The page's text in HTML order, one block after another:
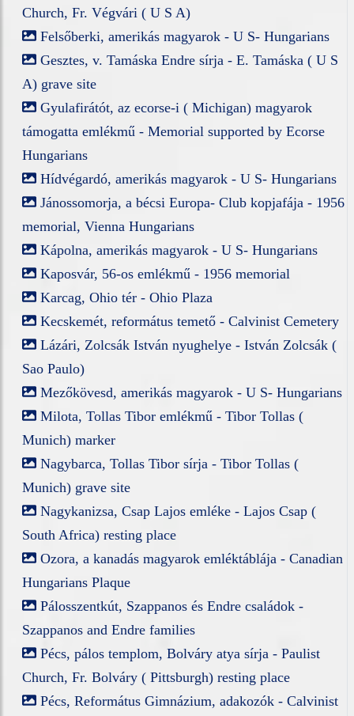
Church, Fr. Végvári ( U S A)
Felsőberki, amerikás magyarok - U S- Hungarians
Gesztes, v. Tamáska Endre sírja - E. Tamáska ( U S
A) grave site
Gyulafirátót, az ecorse-i ( Michigan) magyarok
támogatta emlékmű - Memorial supported by Ecorse
Hungarians
Hídvégardó, amerikás magyarok - U S- Hungarians
Jánossomorja, a bécsi Europa- Club kopjafája - 1956
memorial, Vienna Hungarians
Kápolna, amerikás magyarok - U S- Hungarians
Kaposvár, 56-os emlékmű - 1956 memorial
Karcag, Ohio tér - Ohio Plaza
Kecskemét, református temető - Calvinist Cemetery
Lázári, Zolcsák István nyughelye - István Zolcsák (
Sao Paulo)
Mezőkövesd, amerikás magyarok - U S- Hungarians
Milota, Tollas Tibor emlékmű - Tibor Tollas (
Munich) marker
Nagybarca, Tollas Tibor sírja - Tibor Tollas (
Munich) grave site
Nagykanizsa, Csap Lajos emléke - Lajos Csap (
South Africa) resting place
Ozora, a kanadás magyarok emléktáblája - Canadian
Hungarians Plaque
Pálosszentkút, Szappanos és Endre családok -
Szappanos and Endre families
Pécs, pálos templom, Bolváry atya sírja - Paulist
Church, Fr. Bolváry ( Pittsburgh) resting place
Pécs, Református Gimnázium, adakozók - Calvinist